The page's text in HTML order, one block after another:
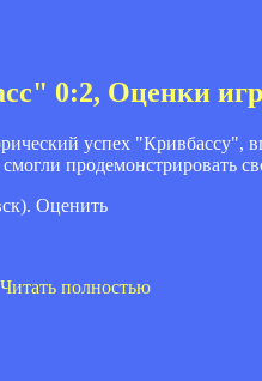
0:2, Оценки
успех "Кривбассу",
продемонстрировать
Оценить
Читать полностью